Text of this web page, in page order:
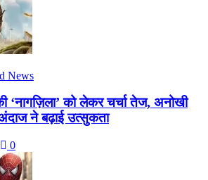
News
‘नागज़िला’ को लेकर चर्चा तेज, अनोखी
ने बढ़ाई उत्सुकता
0